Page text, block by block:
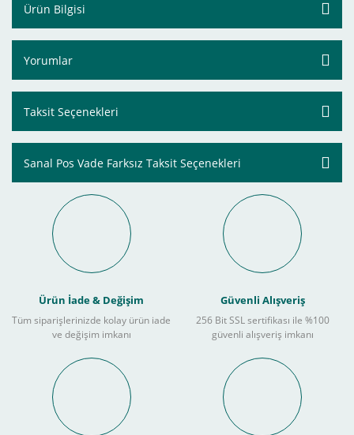
Ürün Bilgisi
Yorumlar
Taksit Seçenekleri
Sanal Pos Vade Farksız Taksit Seçenekleri
Ürün İade & Değişim
Tüm siparişlerinizde kolay ürün iade
ve değişim imkanı
Güvenli Alışveriş
256 Bit SSL sertifikası ile %100
güvenli alışveriş imkanı